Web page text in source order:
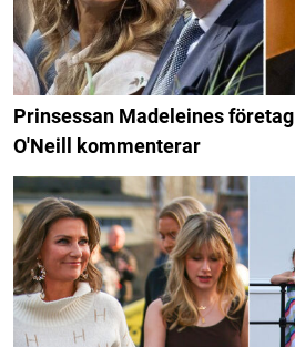
Prinsessan Madeleines
O'Neill kommenterar